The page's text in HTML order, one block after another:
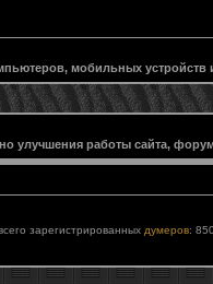
мобильных устройств
улучшения работы сайта,
зарегистрированных думеров: